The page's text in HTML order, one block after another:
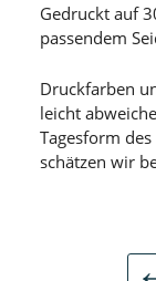
Gedruckt auf
passendem
Druckfarben
leicht
Tagesform
schätzen wir